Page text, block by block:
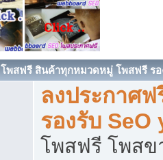
โพสฟรี สินค้าทุกหมวดหมู่ โพสฟรี รอ
ลงประกาศ
รองรับ
โพสฟรี โพสข